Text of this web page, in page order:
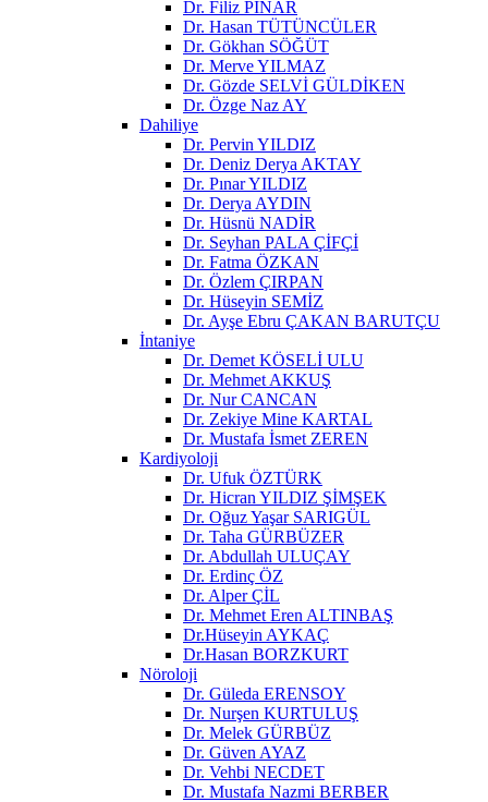
Dr. Filiz PINAR
Dr. Hasan TÜTÜNCÜLER
Dr. Gökhan SÖĞÜT
Dr. Merve YILMAZ
Dr. Gözde SELVİ GÜLDİKEN
Dr. Özge Naz AY
Dahiliye
Dr. Pervin YILDIZ
Dr. Deniz Derya AKTAY
Dr. Pınar YILDIZ
Dr. Derya AYDIN
Dr. Hüsnü NADİR
Dr. Seyhan PALA ÇİFÇİ
Dr. Fatma ÖZKAN
Dr. Özlem ÇIRPAN
Dr. Hüseyin SEMİZ
Dr. Ayşe Ebru ÇAKAN BARUTÇU
İntaniye
Dr. Demet KÖSELİ ULU
Dr. Mehmet AKKUŞ
Dr. Nur CANCAN
Dr. Zekiye Mine KARTAL
Dr. Mustafa İsmet ZEREN
Kardiyoloji
Dr. Ufuk ÖZTÜRK
Dr. Hicran YILDIZ ŞİMŞEK
Dr. Oğuz Yaşar SARIGÜL
Dr. Taha GÜRBÜZER
Dr. Abdullah ULUÇAY
Dr. Erdinç ÖZ
Dr. Alper ÇİL
Dr. Mehmet Eren ALTINBAŞ
Dr.Hüseyin AYKAÇ
Dr.Hasan BORZKURT
Nöroloji
Dr. Güleda ERENSOY
Dr. Nurşen KURTULUŞ
Dr. Melek GÜRBÜZ
Dr. Güven AYAZ
Dr. Vehbi NECDET
Dr. Mustafa Nazmi BERBER